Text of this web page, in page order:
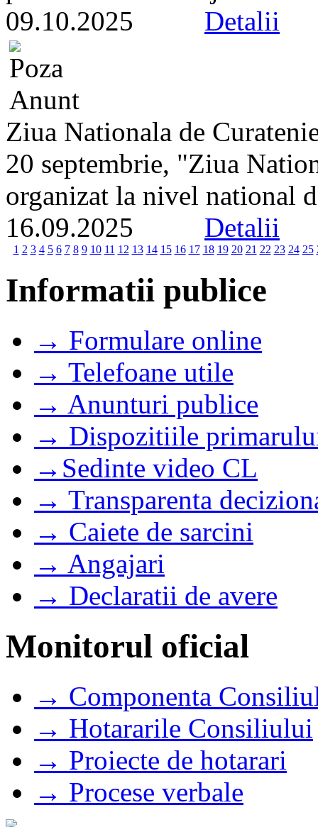
09.10.2025 Detalii
Ziua Nationala de
20 septembrie, "Ziua
organizat la nivel national
16.09.2025 Detalii
1 2 3 4 5 6 7 8 9 10 11 12 13 14 15 16 17 18 19 20 21 22 23 24 25
Informatii publice
→ Formulare online
→ Telefoane utile
→ Anunturi publice
→ Dispozitiile
→Sedinte video CL
→ Transparenta
→ Caiete de sarcini
→ Angajari
→ Declaratii de avere
Monitorul oficial
→ Componenta
→ Hotararile Consiliului
→ Proiecte de hotarari
→ Procese verbale